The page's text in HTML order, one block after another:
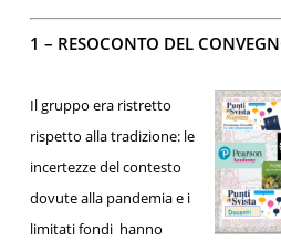
1 – RESOCONTO DEL
Il gruppo era ristretto
rispetto alla tradizione: le
incertezze del contesto
dovute alla pandemia e i
limitati fondi hanno